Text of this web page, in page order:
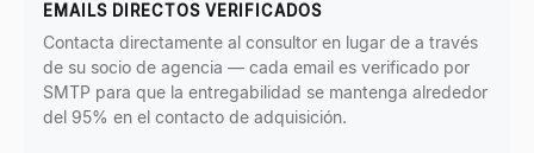
EMAILS DIRECTOS VERIFICADOS
Contacta directamente al consultor en lugar de a través
de su socio de agencia — cada email es verificado por
SMTP para que la entregabilidad se mantenga alrededor
del 95% en el contacto de adquisición.